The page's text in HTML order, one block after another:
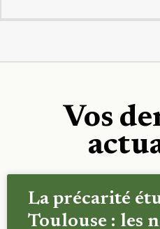
Vos
La précarité
Toulouse : les